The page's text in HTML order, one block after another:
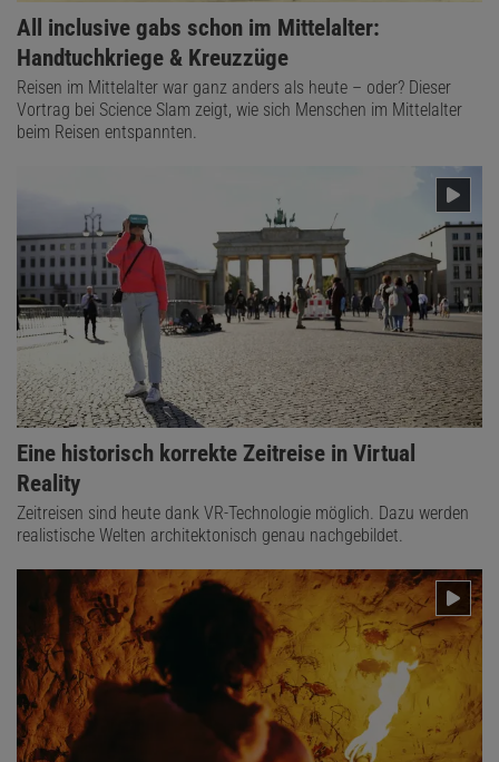
All inclusive gabs schon im Mittelalter:
Handtuchkriege & Kreuzzüge
Reisen im Mittelalter war ganz anders als heute – oder? Dieser
Vortrag bei Science Slam zeigt, wie sich Menschen im Mittelalter
beim Reisen entspannten.
Eine historisch korrekte Zeitreise in Virtual
Reality
Zeitreisen sind heute dank VR-Technologie möglich. Dazu werden
realistische Welten architektonisch genau nachgebildet.